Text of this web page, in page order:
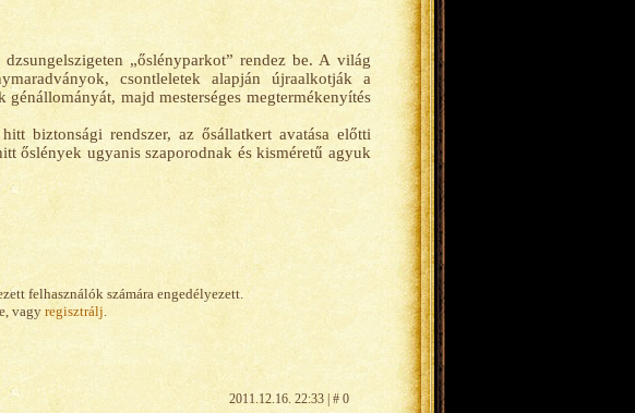
„őslényparkot” rendez be. A világ
csontleletek alapján újraalkotják a
majd mesterséges megtermékenyítés
biztonsági rendszer, az ősállatkert avatása előtti
őslények ugyanis szaporodnak és kisméretű agyuk
felhasználók számára engedélyezett.
vagy regisztrálj.
2011.12.16. 22:33 | # 0